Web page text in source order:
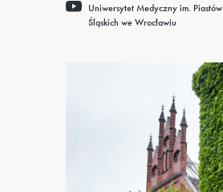
Uniwersytet Medyczny im. Piastów
Śląskich we Wrocławiu